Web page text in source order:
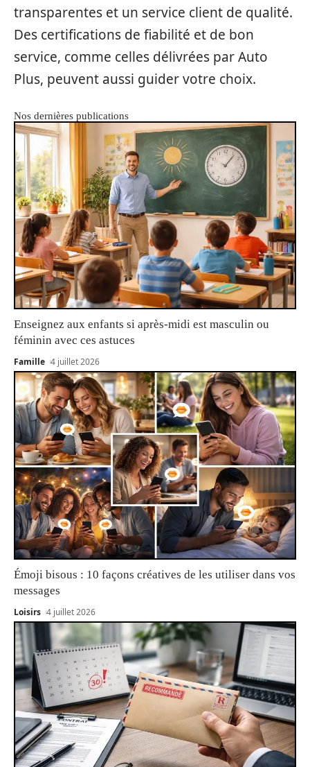
transparentes et un service client de qualité.
Des certifications de fiabilité et de bon
service, comme celles délivrées par Auto
Plus, peuvent aussi guider votre choix.
Nos dernières publications
Enseignez aux enfants si après-midi est masculin ou
féminin avec ces astuces
Famille 4 juillet 2026
Émoji bisous : 10 façons créatives de les utiliser dans vos
messages
Loisirs 4 juillet 2026